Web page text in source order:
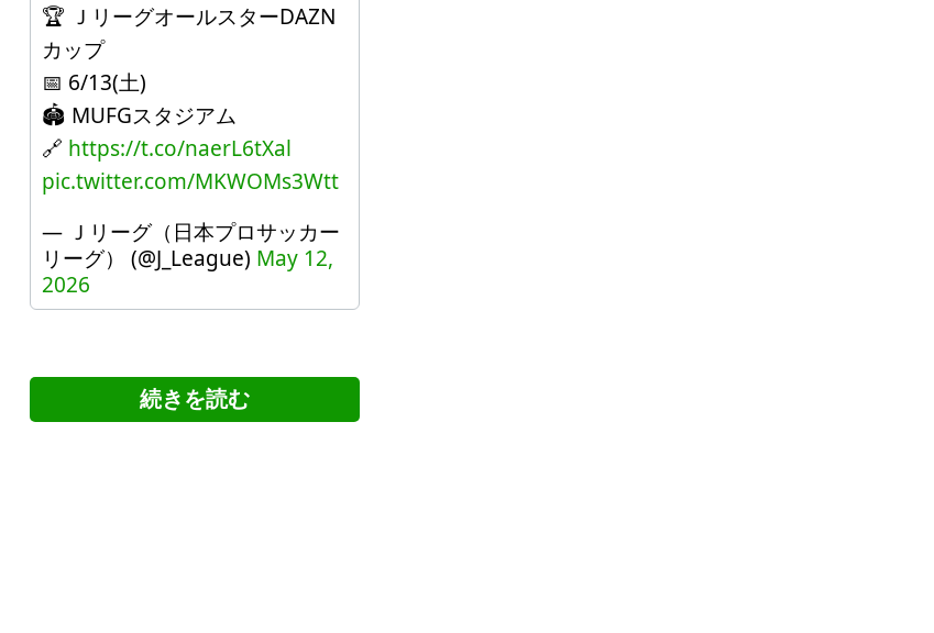
🏆️ ＪリーグオールスターDAZN
カップ
📅 6/13(土)
🏟️ MUFGスタジアム
🔗 https://t.co/naerL6tXal
pic.twitter.com/MKWOMs3Wtt
— Ｊリーグ（日本プロサッカー
リーグ） (@J_League) May 12,
2026